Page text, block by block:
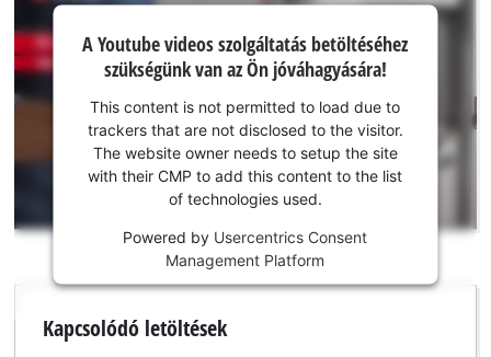
gondoskodik. A fűrészt 36 mm átmérőjű gégecső-csatlakozóval
(elszívóadapterrel) és beépített munkaasztal-világítással
szerelték fel.
A Youtube
szolgáltatás
betöltéséhez
szükségünk
van az Ön
jóváhagyására!
is
permitted
A Youtube videos szolgáltatás betöltéséhez
szükségünk van az Ön jóváhagyására!
This content is not permitted to load due to
trackers that are not disclosed to the visitor.
The website owner needs to setup the site
with their CMP to add this content to the list
of technologies used.
Powered by Usercentrics Consent
Management Platform
Kapcsolódó letöltések